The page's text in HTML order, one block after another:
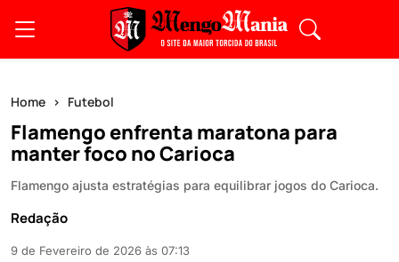
Home Futebol
Flamengo enfrenta maratona para
manter foco no Carioca
Flamengo ajusta estratégias para equilibrar jogos do Carioca.
Redação
9 de Fevereiro de 2026 às 07:13